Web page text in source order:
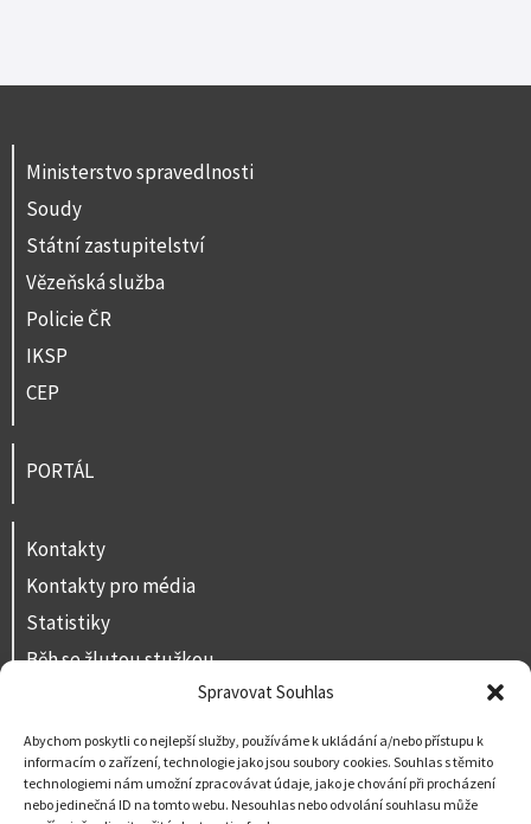
Spravovat Souhlas
Abychom poskytli co nejlepší služby, používáme k ukládání a/nebo přístupu k
informacím o zařízení, technologie jako jsou soubory cookies. Souhlas s těmito
technologiemi nám umožní zpracovávat údaje, jako je chování při procházení
nebo jedinečná ID na tomto webu. Nesouhlas nebo odvolání souhlasu může
Ministerstvo spravedlnosti
Soudy
Státní zastupitelství
Vězeňská služba
Policie ČR
IKSP
CEP
PORTÁL
Kontakty
Kontakty pro média
Statistiky
Běh se žlutou stužkou
Prohlášení o přístupnosti
Napište nám